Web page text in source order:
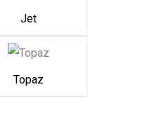
Jet
Topaz